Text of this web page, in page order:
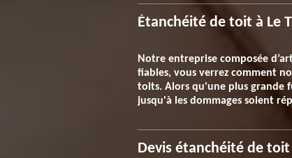
Étanchéité de toit à Le
Notre entreprise composée
fiables, vous verrez comment
toits. Alors qu'une plus grande
jusqu'à les dommages soient
Devis étanchéité de